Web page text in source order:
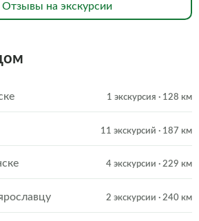
Отзывы на экскурсии
1 экскурсия · 128 км
11 экскурсий · 187 км
4 экскурсии · 229 км
2 экскурсии · 240 км